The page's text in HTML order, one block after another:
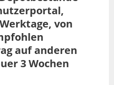
von
auf anderen
3 Wochen